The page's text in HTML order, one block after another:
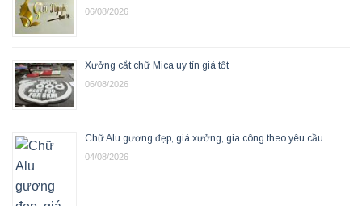
06/08/2026
Xưởng cắt chữ Mica uy tín giá tốt
06/08/2026
Chữ Alu gương đẹp, giá xưởng, gia công theo yêu cầu
04/08/2026